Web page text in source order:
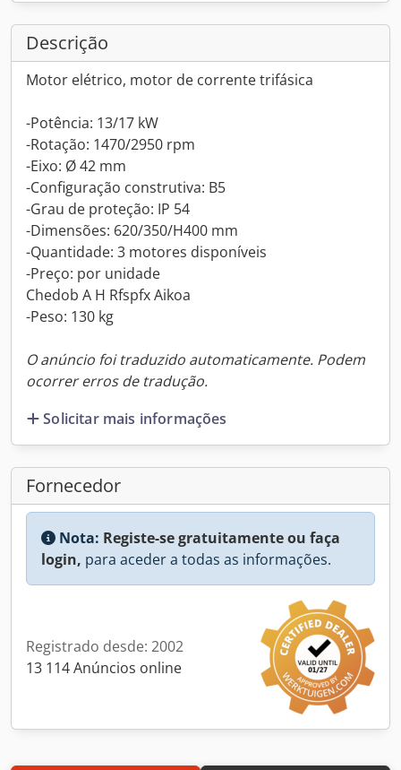
Descrição
Motor elétrico, motor de corrente trifásica
-Potência: 13/17 kW
-Rotação: 1470/2950 rpm
-Eixo: Ø 42 mm
-Configuração construtiva: B5
-Grau de proteção: IP 54
-Dimensões: 620/350/H400 mm
-Quantidade: 3 motores disponíveis
-Preço: por unidade
Chedob A H Rfspfx Aikoa
-Peso: 130 kg
O anúncio foi traduzido automaticamente. Podem
ocorrer erros de tradução.
Solicitar mais informações
Fornecedor
Nota: Registe-se gratuitamente ou faça
login, para aceder a todas as informações.
Registrado desde: 2002
13 114 Anúncios online